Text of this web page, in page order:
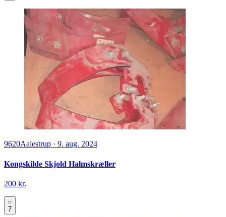
9620Aalestrup · 9. aug. 2024
Kongskilde Skjold Halmskræller
200 kr.
7